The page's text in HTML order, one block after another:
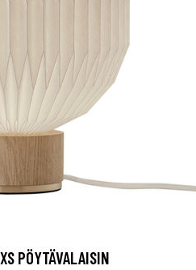
PÖYTÄVALAISIN